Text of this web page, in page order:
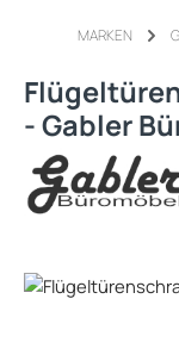
MARKEN
- Gabler
Bildergalerie